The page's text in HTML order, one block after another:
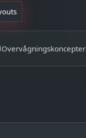
Overvågningskoncepter